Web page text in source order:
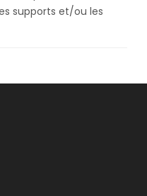
supports et/ou les